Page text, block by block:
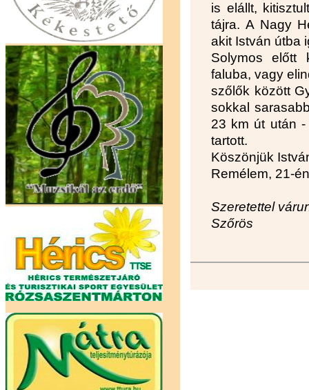
is elállt,
tájra. A Nagy
akit István útba
Solymos előtt
faluba, vagy
szőlők között
sokkal
23 km út után -
tartott.
Köszönjük
Remélem, 21-
Szeretettel
Szőrös